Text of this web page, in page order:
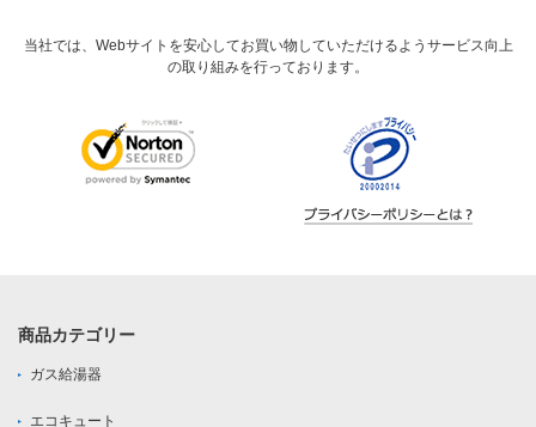
当社では、Webサイトを安心してお買い物していただけるようサービス向上
の取り組みを行っております。
商品カテゴリー
ガス給湯器
エコキュート